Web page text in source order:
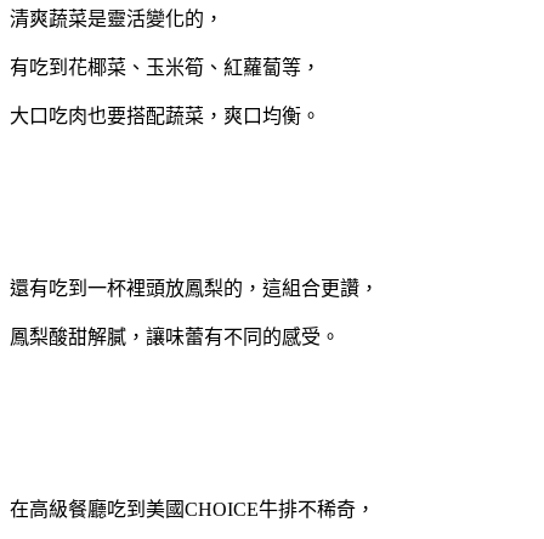
清爽蔬菜是靈活變化的，
有吃到花椰菜、玉米筍、紅蘿蔔等，
大口吃肉也要搭配蔬菜，爽口均衡。
還有吃到一杯裡頭放鳳梨的，這組合更讚，
鳳梨酸甜解膩，讓味蕾有不同的感受。
在高級餐廳吃到美國CHOICE牛排不稀奇，